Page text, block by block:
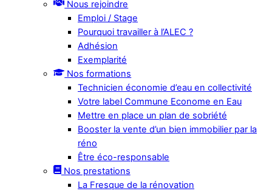
Nous rejoindre
Emploi / Stage
Pourquoi travailler à l’ALEC ?
Adhésion
Exemplarité
Nos formations
Technicien économie d’eau en collectivité
Votre label Commune Econome en Eau
Mettre en place un plan de sobriété
Booster la vente d’un bien immobilier par la
réno
Être éco-responsable
Nos prestations
La Fresque de la rénovation